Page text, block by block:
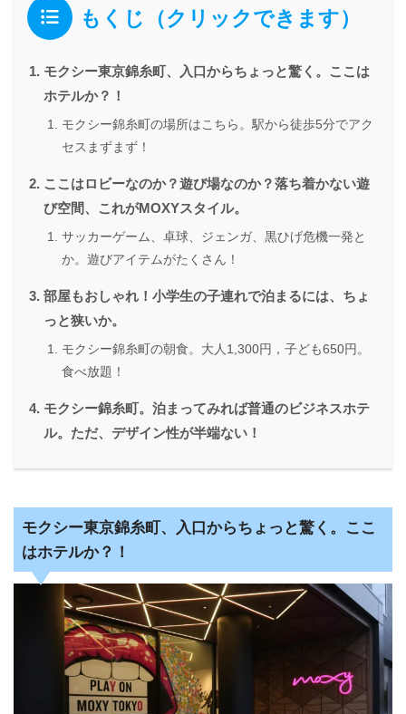
もくじ（クリックできます）
モクシー東京錦糸町、入口からちょっと驚く。ここは
ホテルか？！
モクシー錦糸町の場所はこちら。駅から徒歩5分でアク
セスまずまず！
ここはロビーなのか？遊び場なのか？落ち着かない遊
び空間、これがMOXYスタイル。
サッカーゲーム、卓球、ジェンガ、黒ひげ危機一発と
か。遊びアイテムがたくさん！
部屋もおしゃれ！小学生の子連れで泊まるには、ちょ
っと狭いか。
モクシー錦糸町の朝食。大人1,300円，子ども650円。
食べ放題！
モクシー錦糸町。泊まってみれば普通のビジネスホテ
ル。ただ、デザイン性が半端ない！
モクシー東京錦糸町、入口からちょっと驚く。ここ
はホテルか？！